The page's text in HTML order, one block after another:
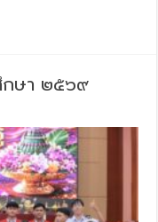
กษา ๒๕๖๙